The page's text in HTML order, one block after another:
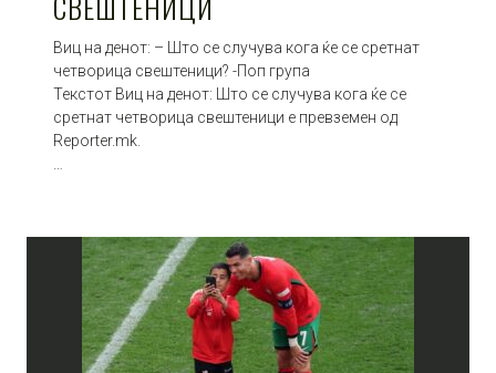
Виц на денот: – Што се случува кога ќе се сретнат
четворица свештеници? -Поп група
Текстот Виц на денот: Што се случува кога ќе се
сретнат четворица свештеници е превземен од
Reporter.mk.